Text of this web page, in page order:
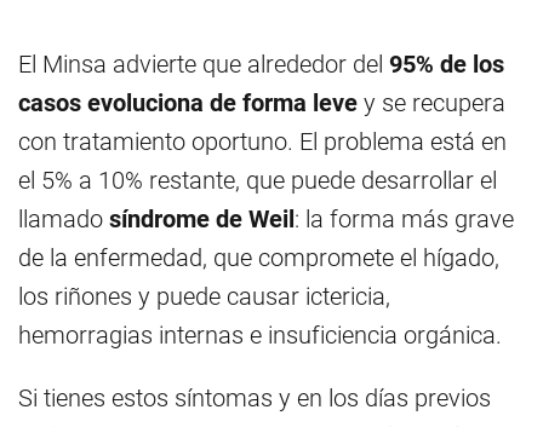
El Minsa advierte que alrededor del 95% de los
casos evoluciona de forma leve y se recupera
con tratamiento oportuno. El problema está en
el 5% a 10% restante, que puede desarrollar el
llamado síndrome de Weil: la forma más grave
de la enfermedad, que compromete el hígado,
los riñones y puede causar ictericia,
hemorragias internas e insuficiencia orgánica.
Si tienes estos síntomas y en los días previos